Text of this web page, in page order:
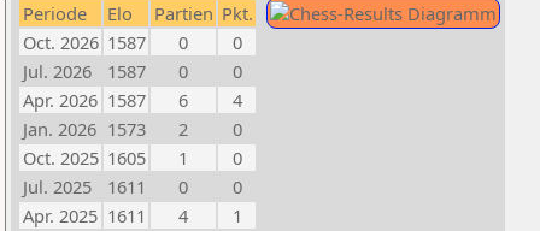
Periode Elo Partien Pkt.
Oct. 2026 1587 0
0
Jul. 2026
1587 0
0
Apr. 2026 1587 6
4
Jan. 2026 1573 2
0
Oct. 2025 1605 1
0
Jul. 2025
1611 0
0
Apr. 2025 1611 4
1